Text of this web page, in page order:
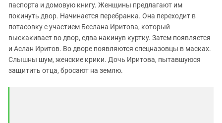
паспорта и домовую книгу. Женщины предлагают им
покинуть двор. Начинается перебранка. Она переходит в
потасовку с участием Беслана Иритова, который
выскакивает во двор, едва накинув куртку. Затем появляется
и Аслан Иритов. Во дворе появляются спецназовцы в масках.
Слышны шум, женские крики. Дочь Иритова, пытавшуюся
защитить отца, бросают на землю.